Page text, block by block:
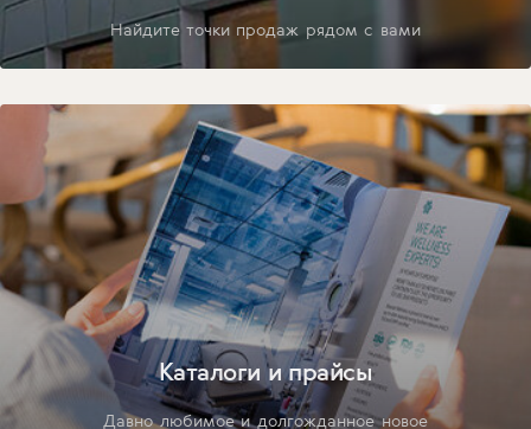
Найдите точки продаж рядом с вами
Каталоги и прайсы
Давно любимое и долгожданное новое